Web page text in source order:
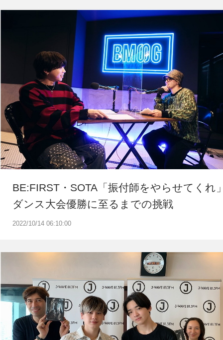
2022/10/14 06:10:00
BE:FIRST・SOTA「振付師をやらせてくれ
ダンス大会優勝に至るまでの挑戦